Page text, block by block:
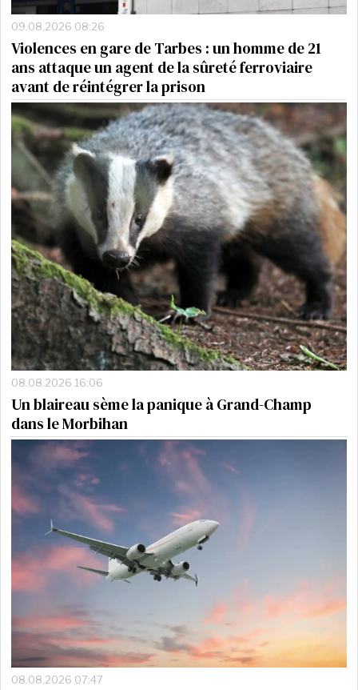
09.08.2026 08:26
Violences en gare de Tarbes : un homme de 21
ans attaque un agent de la sûreté ferroviaire
avant de réintégrer la prison
08.08.2026 16:06
Un blaireau sème la panique à Grand-Champ
dans le Morbihan
08.08.2026 07:47